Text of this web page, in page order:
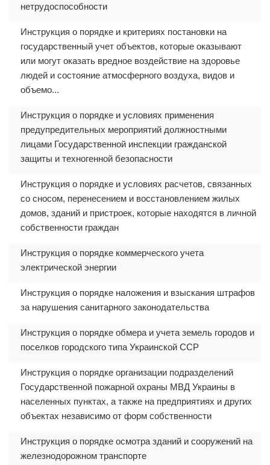
нетрудоспособности
Инструкция о порядке и критериях постановки на
государственный учет объектов, которые оказывают
или могут оказать вредное воздействие на здоровье
людей и состояние атмосферного воздуха, видов и
объемо...
Инструкция о порядке и условиях применения
предупредительных мероприятий должностными
лицами Государственной инспекции гражданской
защиты и техногенной безопасности
Инструкция о порядке и условиях расчетов, связанных
со сносом, перенесением и восстановлением жилых
домов, зданий и пристроек, которые находятся в личной
собственности граждан
Инструкция о порядке коммерческого учета
электрической энергии
Инструкция о порядке наложения и взыскания штрафов
за нарушения санитарного законодательства
Инструкция о порядке обмера и учета земель городов и
поселков городского типа Украинской ССР
Инструкция о порядке организации подразделений
Государственной пожарной охраны МВД Украины в
населенных пунктах, а также на предприятиях и других
объектах независимо от форм собственности
Инструкция о порядке осмотра зданий и сооружений на
железнодорожном транспорте